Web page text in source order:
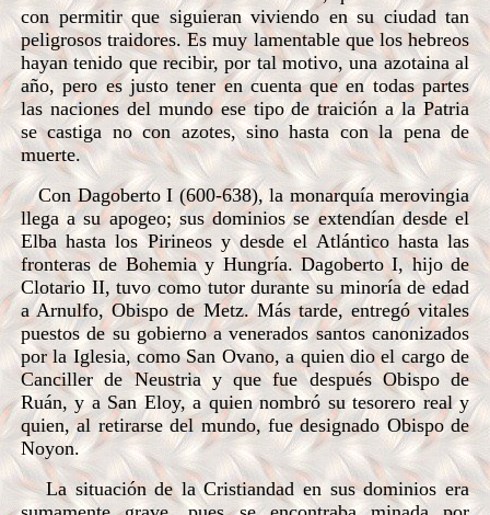
con permitir que siguieran viviendo en su ciudad tan
peligrosos traidores. Es muy lamentable que los hebreos
hayan tenido que recibir, por tal motivo, una azotaina al
año, pero es justo tener en cuenta que en todas partes
las naciones del mundo ese tipo de traición a la Patria
se castiga no con azotes, sino hasta con la pena de
muerte.
Con Dagoberto I (600-638), la monarquía merovingia
llega a su apogeo; sus dominios se extendían desde el
Elba hasta los Pirineos y desde el Atlántico hasta las
fronteras de Bohemia y Hungría. Dagoberto I, hijo de
Clotario II, tuvo como tutor durante su minoría de edad
a Arnulfo, Obispo de Metz. Más tarde, entregó vitales
puestos de su gobierno a venerados santos canonizados
por la Iglesia, como San Ovano, a quien dio el cargo de
Canciller de Neustria y que fue después Obispo de
Ruán, y a San Eloy, a quien nombró su tesorero real y
quien, al retirarse del mundo, fue designado Obispo de
Noyon.
La situación de la Cristiandad en sus dominios era